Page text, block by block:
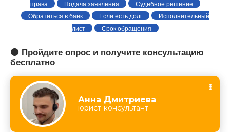
права
Подача заявления
Судебное решение
Обратиться в банк
Если есть долг
Исполнительный
лист
Срок обращения
🟠 Пройдите опрос и получите консультацию
бесплатно